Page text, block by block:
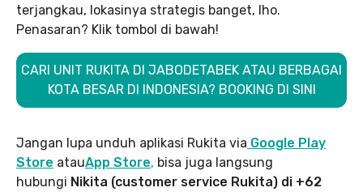
terjangkau, lokasinya strategis banget, lho.
Penasaran? Klik tombol di bawah!
CARI UNIT RUKITA DI JABODETABEK ATAU BERBAGAI
KOTA BESAR DI INDONESIA? BOOKING DI SINI
Jangan lupa unduh aplikasi Rukita via Google Play
Store atauApp Store, bisa juga langsung
hubungi Nikita (customer service Rukita) di +62